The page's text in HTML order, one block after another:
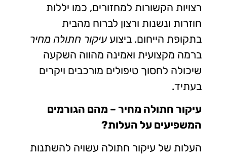
רצויות הקשורות למחזורים, כמו יללות
חוזרות ונשנות ורצון לברוח מהבית
בתקופת הייחום. ביצוע עיקור חתולה מחיר
ברמה מקצועית ואמינה מהווה השקעה
שיכולה לחסוך טיפולים מורכבים ויקרים
בעתיד.
עיקור חתולה מחיר – מהם הגורמים
המשפיעים על העלות?
העלות של עיקור חתולה עשויה להשתנות